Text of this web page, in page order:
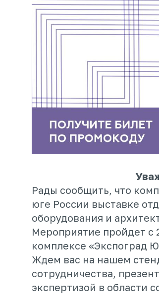
Рады сообщить, что
юге России выставке
оборудования и
Мероприятие пройдет с
комплексе «Экспоград
Ждем вас на нашем
сотрудничества,
экспертизой в области